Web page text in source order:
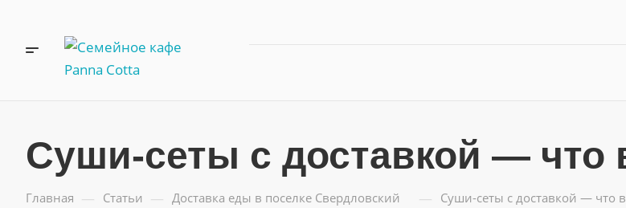
Суши-сеты с доставкой — что
Главная — Статьи — Доставка еды в поселке Свердловский — Суши-сеты с доставкой — что